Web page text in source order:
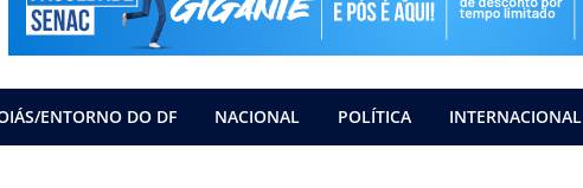
ENTORNO DO DF NACIONAL POLÍTICA INTERNACIONAL